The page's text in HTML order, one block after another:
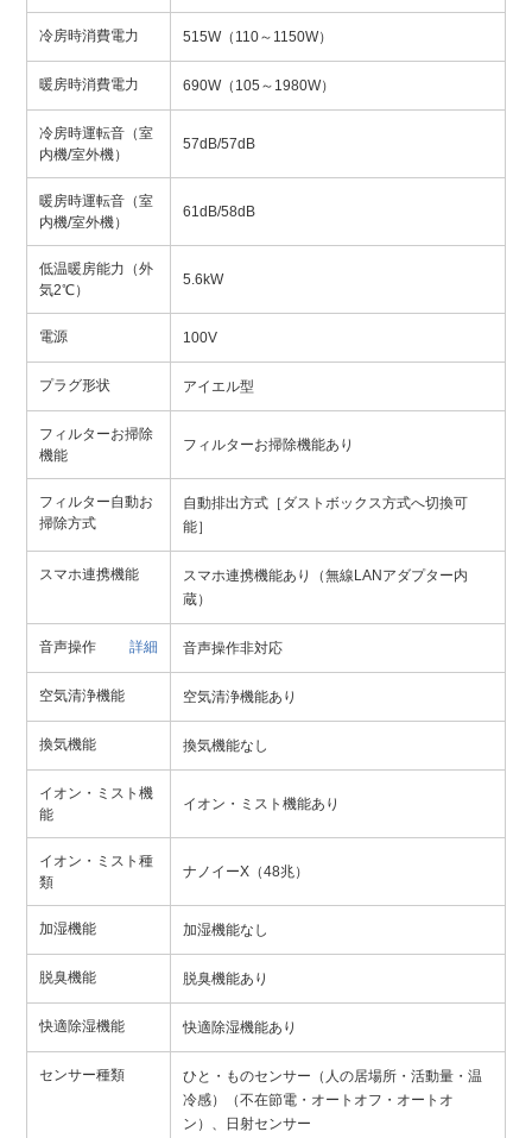
冷房時消費電力 515W（110～1150W）
暖房時消費電力 690W（105～1980W）
冷房時運転音（室
内機/室外機）
57dB/57dB
暖房時運転音（室
内機/室外機）
61dB/58dB
低温暖房能力（外
気2℃）
5.6kW
電源 100V
プラグ形状 アイエル型
フィルターお掃除
機能
フィルターお掃除機能あり
フィルター自動お
掃除方式
自動排出方式［ダストボックス方式へ切換可
能］
スマホ連携機能
スマホ連携機能あり（無線LANアダプター内
蔵）
音声操作 詳細 音声操作非対応
空気清浄機能 空気清浄機能あり
換気機能 換気機能なし
イオン・ミスト機
能
イオン・ミスト機能あり
イオン・ミスト種
類
ナノイーX（48兆）
加湿機能 加湿機能なし
脱臭機能 脱臭機能あり
快適除湿機能 快適除湿機能あり
センサー種類
ひと・ものセンサー（人の居場所・活動量・温
冷感）（不在節電・オートオフ・オートオ
ン）、日射センサー